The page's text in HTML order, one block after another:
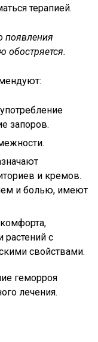
терапией.
появления
обостряется.
запоров.
и кремов.
и болью, имеют
растений с
свойствами.
геморроя
лечения.